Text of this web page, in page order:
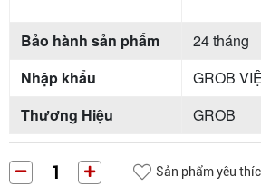
Bảo hành sản phẩm
24 tháng
Nhập khẩu
GROB
Thương Hiệu
GROB
Sản phẩm yêu